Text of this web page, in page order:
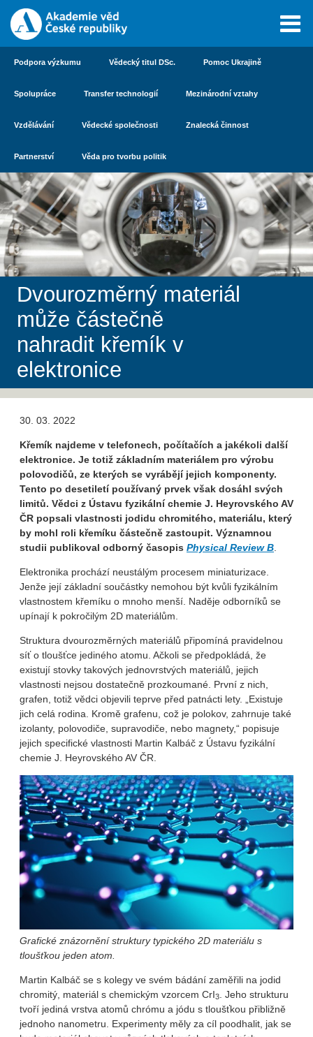
Podpora výzkumu Vědecký titul DSc. Pomoc Ukrajině
Spolupráce Transfer technologií Mezinárodní vztahy
Vzdělávání Vědecké společnosti Znalecká činnost
Partnerství Věda pro tvorbu politik
Dvourozměrný materiál
může částečně
nahradit křemík v
elektronice
30. 03. 2022
Křemík najdeme v telefonech, počítačích a jakékoli další
elektronice. Je totiž základním materiálem pro výrobu
polovodičů, ze kterých se vyrábějí jejich komponenty.
Tento po desetiletí používaný prvek však dosáhl svých
limitů. Vědci z Ústavu fyzikální chemie J. Heyrovského AV
ČR popsali vlastnosti jodidu chromitého, materiálu, který
by mohl roli křemíku částečně zastoupit. Významnou
studii publikoval odborný časopis Physical Review B.
Elektronika prochází neustálým procesem miniaturizace.
Jenže její základní součástky nemohou být kvůli fyzikálním
vlastnostem křemíku o mnoho menší. Naděje odborníků se
upínají k pokročilým 2D materiálům.
Struktura dvourozměrných materiálů připomíná pravidelnou
síť o tloušťce jediného atomu. Ačkoli se předpokládá, že
existují stovky takových jednovrstvých materiálů, jejich
vlastnosti nejsou dostatečně prozkoumané. První z nich,
grafen, totiž vědci objevili teprve před patnácti lety. „Existuje
jich celá rodina. Kromě grafenu, což je polokov, zahrnuje také
izolanty, polovodiče, supravodiče, nebo magnety,“ popisuje
jejich specifické vlastnosti Martin Kalbáč z Ústavu fyzikální
chemie J. Heyrovského AV ČR.
Grafické znázornění struktury typického 2D materiálu s
tloušťkou jeden atom.
Martin Kalbáč se s kolegy ve svém bádání zaměřili na jodid
chromitý, materiál s chemickým vzorcem CrI3
. Jeho strukturu
tvoří jediná vrstva atomů chrómu a jódu s tloušťkou přibližně
jednoho nanometru. Experimenty měly za cíl poodhalit, jak se